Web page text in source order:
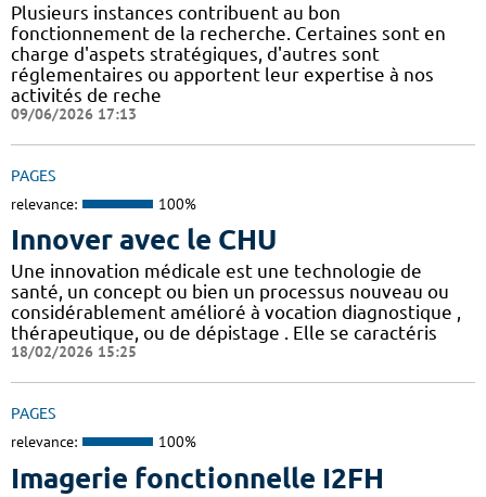
Plusieurs instances contribuent au bon
fonctionnement de la recherche. Certaines sont en
charge d'aspets stratégiques, d'autres sont
réglementaires ou apportent leur expertise à nos
activités de reche
09/06/2026 17:13
PAGES
relevance: 100%
Innover avec le CHU
Une innovation médicale est une technologie de
santé, un concept ou bien un processus nouveau ou
considérablement amélioré à vocation diagnostique ,
thérapeutique, ou de dépistage . Elle se caractéris
18/02/2026 15:25
PAGES
relevance: 100%
Imagerie fonctionnelle I2FH